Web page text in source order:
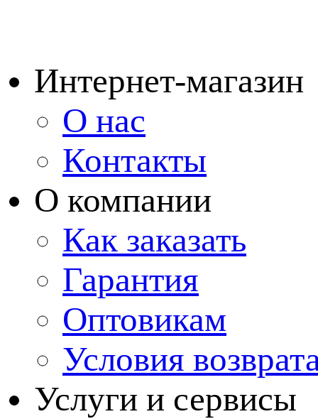
Интернет-магазин
О нас
Контакты
О компании
Как заказать
Гарантия
Оптовикам
Условия
Услуги и сервисы